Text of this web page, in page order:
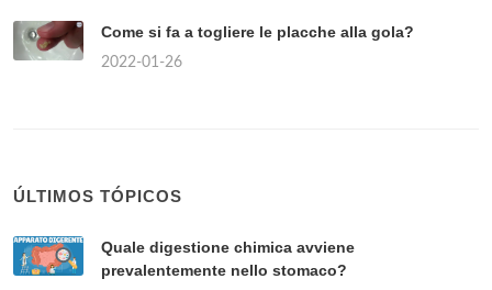
Come si fa a togliere le placche alla gola?
2022-01-26
ÚLTIMOS TÓPICOS
Quale digestione chimica avviene
prevalentemente nello stomaco?